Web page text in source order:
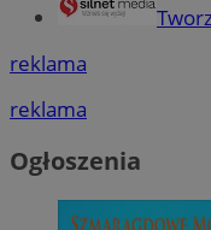
reklama
reklama
Ogłoszenia